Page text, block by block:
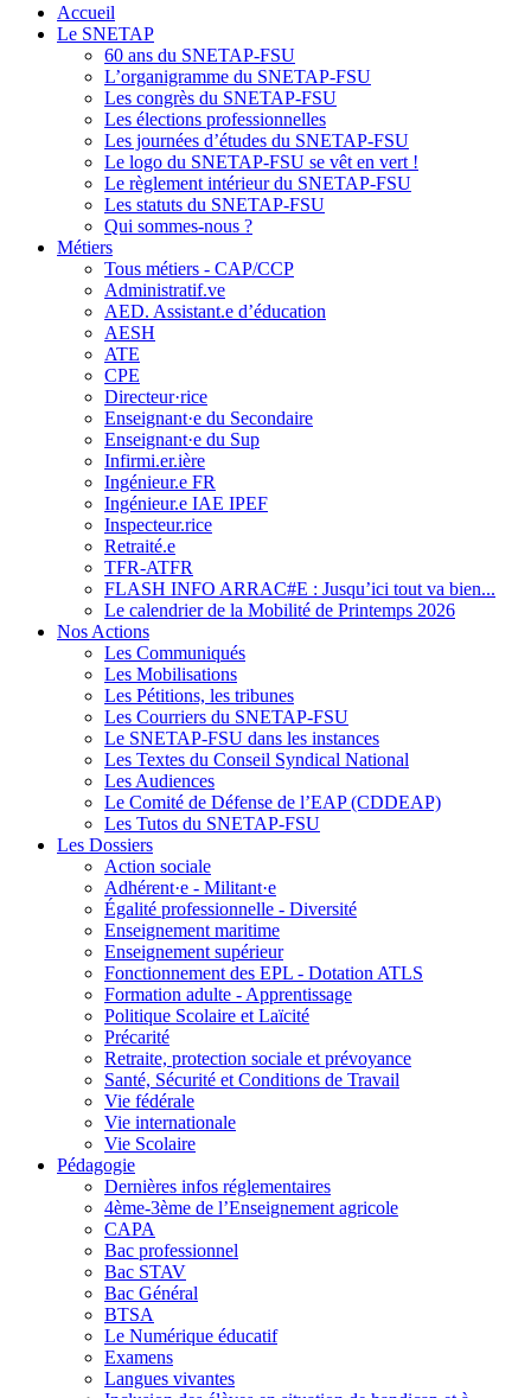
Accueil
Le SNETAP
60 ans du SNETAP-FSU
L’organigramme du SNETAP-FSU
Les congrès du SNETAP-FSU
Les élections professionnelles
Les journées d’études du SNETAP-FSU
Le logo du SNETAP-FSU se vêt en vert !
Le règlement intérieur du SNETAP-FSU
Les statuts du SNETAP-FSU
Qui sommes-nous ?
Métiers
Tous métiers - CAP/CCP
Administratif.ve
AED. Assistant.e d’éducation
AESH
ATE
CPE
Directeur·rice
Enseignant·e du Secondaire
Enseignant·e du Sup
Infirmi.er.ière
Ingénieur.e FR
Ingénieur.e IAE IPEF
Inspecteur.rice
Retraité.e
TFR-ATFR
FLASH INFO ARRAC#E : Jusqu’ici tout va bien...
Le calendrier de la Mobilité de Printemps 2026
Nos Actions
Les Communiqués
Les Mobilisations
Les Pétitions, les tribunes
Les Courriers du SNETAP-FSU
Le SNETAP-FSU dans les instances
Les Textes du Conseil Syndical National
Les Audiences
Le Comité de Défense de l’EAP (CDDEAP)
Les Tutos du SNETAP-FSU
Les Dossiers
Action sociale
Adhérent·e - Militant·e
Égalité professionnelle - Diversité
Enseignement maritime
Enseignement supérieur
Fonctionnement des EPL - Dotation ATLS
Formation adulte - Apprentissage
Politique Scolaire et Laïcité
Précarité
Retraite, protection sociale et prévoyance
Santé, Sécurité et Conditions de Travail
Vie fédérale
Vie internationale
Vie Scolaire
Pédagogie
Dernières infos réglementaires
4ème-3ème de l’Enseignement agricole
CAPA
Bac professionnel
Bac STAV
Bac Général
BTSA
Le Numérique éducatif
Examens
Langues vivantes